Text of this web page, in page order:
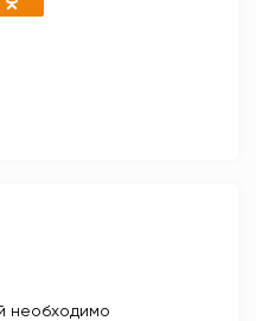
необходимо